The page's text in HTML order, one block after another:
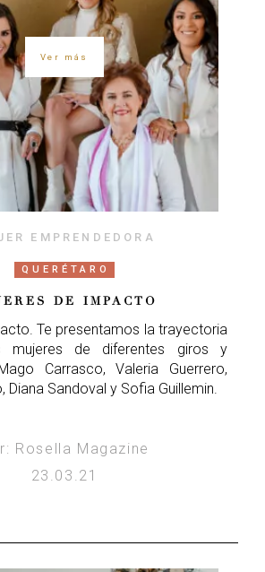
Ver más
EMPRENDEDORA
QUERÉTARO
DE IMPACTO
Te presentamos la trayectoria
mujeres de diferentes giros y
Carrasco, Valeria Guerrero,
Diana Sandoval y Sofia Guillemin.
Rosella Magazine
23.03.21